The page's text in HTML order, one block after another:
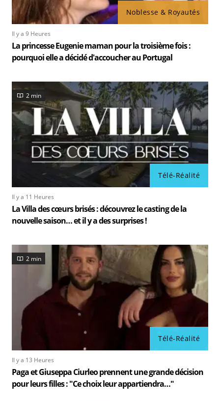
Noblesse & Royautés
Il y a 9 Heures
La princesse Eugenie maman pour la troisième fois :
pourquoi elle a décidé d'accoucher au Portugal
Télé-Réalité
2 min
Il y a 11 Heures
La Villa des cœurs brisés : découvrez le casting de la
nouvelle saison… et il y a des surprises !
Télé-Réalité
2 min
Il y a 13 Heures
Paga et Giuseppa Ciurleo prennent une grande décision
pour leurs filles : "Ce choix leur appartiendra…"